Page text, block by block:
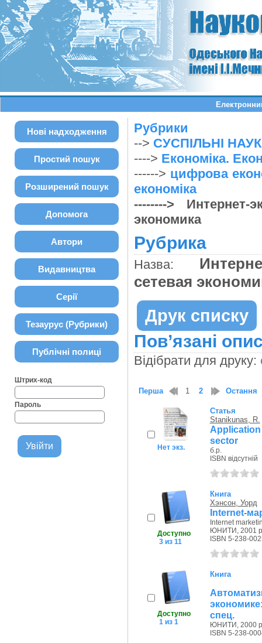
Нові надходження
Простий пошук
Розширений пошук
Допомога
Автори
Видавництва
Серії
Тезаурус (Рубрики)
Публічні полиці
Штрих-код
Пароль
Рубрики
--> СУСПІЛЬНІ
----> Економіка.
------> цифрова
економіка
--------> Интернет-
экономика
Рубрика
Назва:
сетевая
Друк списку
Пов’язані
Відібрати для друку:
Перша 1 2 Остання
Нет экз.
Статья
Stanikunas, R.
sector
б.р.
ISBN відсутній
Доступно
3 из 11
Книга
Хэнсон, Уорд
Internet-
Internet
ЮНИТИ, 2001
ISBN 5-238-
Доступно
1 из 1
Книга
спец.
ЮНИТИ, 2000
ISBN 5-238-